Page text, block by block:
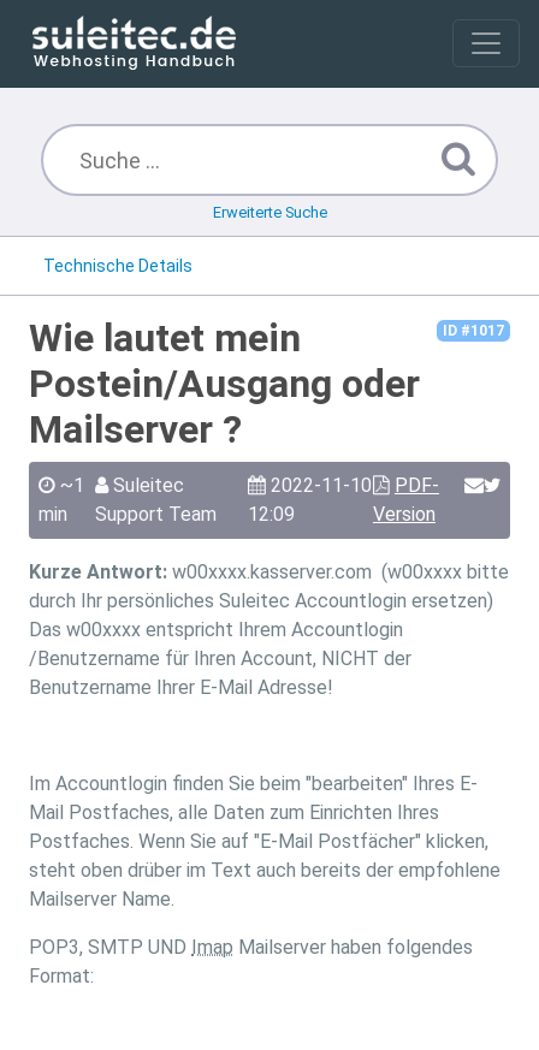
Erweiterte Suche
Technische Details
ID #1017
Wie lautet mein
Postein/Ausgang oder
Mailserver ?
~1
min
Suleitec
Support Team
2022-11-10
12:09
PDF-
Version
Kurze Antwort: w00xxxx.kasserver.com (w00xxxx bitte
durch Ihr persönliches Suleitec Accountlogin ersetzen)
Das w00xxxx entspricht Ihrem Accountlogin
/Benutzername für Ihren Account, NICHT der
Benutzername Ihrer E-Mail Adresse!
Im Accountlogin finden Sie beim "bearbeiten" Ihres E-
Mail Postfaches, alle Daten zum Einrichten Ihres
Postfaches. Wenn Sie auf "E-Mail Postfächer" klicken,
steht oben drüber im Text auch bereits der empfohlene
Mailserver Name.
POP3, SMTP UND Imap Mailserver haben folgendes
Format: